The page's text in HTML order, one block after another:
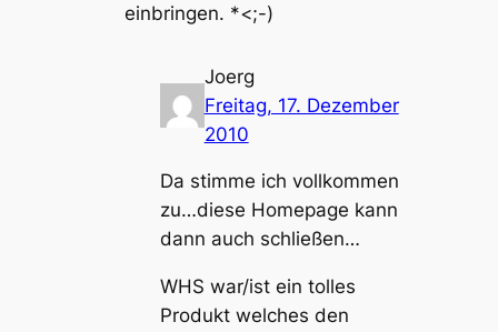
einbringen. *<;-)
Joerg
Freitag, 17. Dezember
2010
Da stimme ich vollkommen
zu…diese Homepage kann
dann auch schließen…
WHS war/ist ein tolles
Produkt welches den